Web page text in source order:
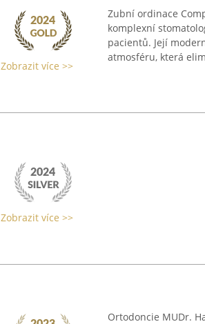
Zobrazit více >>
Zubní ordinace
komplexní
pacientů. Její
atmosféru, která
Zobrazit více >>
Ortodoncie MUDr.